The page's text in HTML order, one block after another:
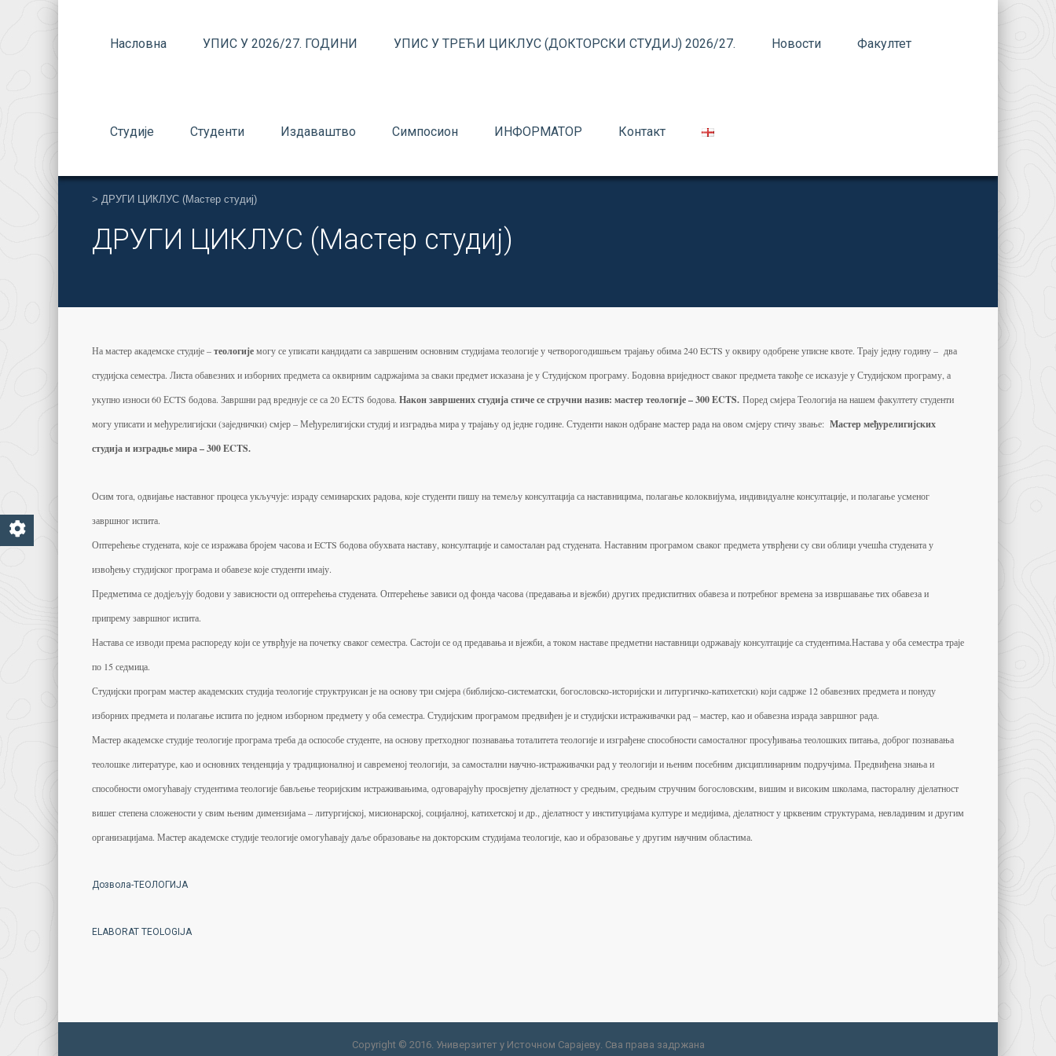
Насловна УПИС У 2026/27. ГОДИНИ УПИС У ТРЕЋИ ЦИКЛУС (ДОКТОРСКИ СТУДИЈ) 2026/27. Новости Факултет
Студије Студенти Издаваштво Симпосион ИНФОРМАТОР Контакт
> ДРУГИ ЦИКЛУС (Мастер студиј)
ДРУГИ ЦИКЛУС (Мастер студиј)
На мастер академске студије –теологијемогу се уписати кандидати са завршеним основним студијама теологије у четворогодишњем трајању обима 240 ECTS у оквиру одобрене уписне квоте. Трају једну годину – два
студијска семестра. Листа обавезних и изборних предмета са оквирним садржајима за сваки предмет исказана је у Студијском програму. Бодовна вриједност сваког предмета такође се исказује у Студијском програму, а
укупно износи 60 ЕCTS бодова. Завршни рад вреднује се са 20 ЕCTS бодова. Након завршених студија стиче се стручни назив: мастер теологије– 300 ECTS. Поред смјера Теологија на нашем факултету студенти
могу уписати и међурелигијски (заједнички) смјер – Међурелигијски студиј и изградња мира у трајању од једне године. Студенти након одбране мастер рада на овом смјеру стичу звање: Мастер међурелигијских
студија и изградње мира – 300 ECTS.
Осим тога, одвијање наставног процеса укључује: израду семинарских радова, које студенти пишу на темељу консултација са наставницима, полагање колоквијума, индивидуалне консултације, и полагање усменог
завршног испита.
Оптерећење студената, које се изражава бројем часова и ECTS бодова обухвата наставу, консултације и самосталан рад студената. Наставним програмом сваког предмета утврђени су сви облици учешћа студената у
извођењу студијског програма и обавезе које студенти имају.
Предметима се додјељују бодови у зависности од оптерећења студената. Оптерећење зависи од фонда часова (предавања и вјежби) других предиспитних обавеза и потребног времена за извршавање тих обавеза и
припрему завршног испита.
Настава се изводи према распореду који се утврђује на почетку сваког семестра. Састоји се од предавања и вјежби, а током наставе предметни наставници одржавају консултације са студентима.Настава у оба семестра траје
по 15 седмица.
Студијски програм мастер академских студија теологије структруисан је на основу три смјера (библијско-систематски, богословско-историјски и литургичко-катихетски) који садрже 12 обавезних предмета и понуду
изборних предмета и полагање испита по једном изборном предмету у оба семестра. Студијским програмом предвиђен је и студијски истраживачки рад – мастер, као и обавезна израда завршног рада.
Мастер академске студије теологије програма треба да оспособе студенте, на основу претходног познавања тоталитета теологије и изграђене способности самосталног просуђивања теолошких питања, доброг познавања
теолошке литературе, као и основних тенденција у традиционалној и савременој теологији, за самостални научно-истраживачки рад у теологији и њеним посебним дисциплинарним подручјима. Предвиђена знања и
способности омогућавају студентима теологије бављење теоријским истраживањима, одговарајућу просвјетну дјелатност у средњим, средњим стручним богословским, вишим и високим школама, пасторалну дјелатност
вишег степена сложености у свим њеним димензијама – литургијској, мисионарској, социјалној, катихетској и др., дјелатност у институцијама културе и медијима, дјелатност у црквеним структурама, невладиним и другим
организацијама. Мастер академске студије теологије омогућавају даље образовање на докторским студијама теологије, као и образовање у другим научним областима.
Дозвола-ТЕОЛОГИЈА
ELABORAT TEOLOGIJA
Copyright © 2016. Универзитет у Источном Сарајеву. Сва права задржана